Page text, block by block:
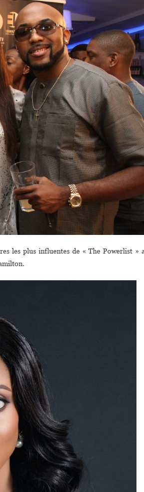
les plus influentes de « The Powerlist »